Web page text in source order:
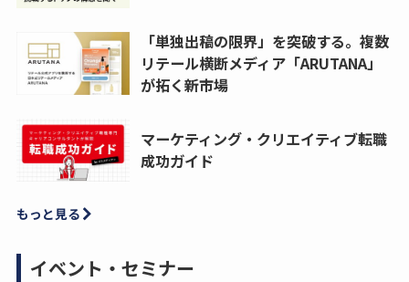
「単独出稿の限界」を突破する。複数
リテール横断メディア「ARUTANA」
が拓く新市場
マーケティング・クリエイティブ転職
成功ガイド
もっと見る
イベント・セミナー